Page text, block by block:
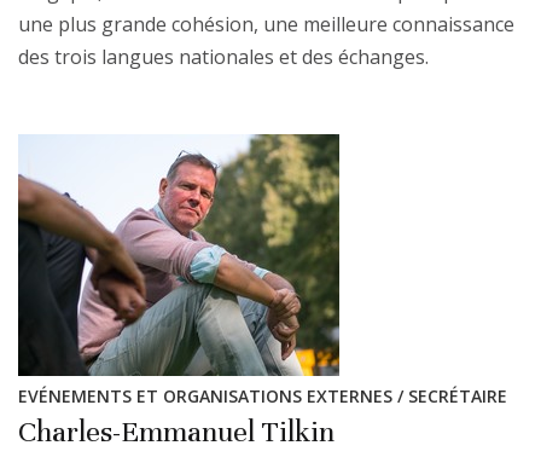
une plus grande cohésion, une meilleure connaissance
des trois langues nationales et des échanges.
EVÉNEMENTS ET ORGANISATIONS EXTERNES / SECRÉTAIRE
Charles-Emmanuel Tilkin